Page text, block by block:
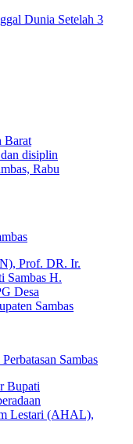
Dunia Setelah 3
Sambas